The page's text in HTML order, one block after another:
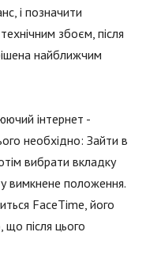
і позначити
збоєм, після
найближчим
інтернет -
необхідно: Зайти в
вибрати вкладку
вимкнене положення.
FaceTime, його
що після цього